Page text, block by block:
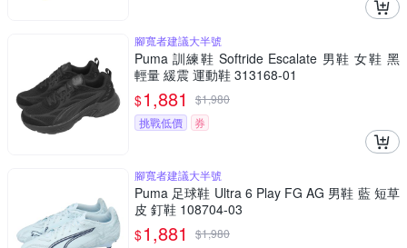
腳寬者建議大半號
Puma 訓練鞋 Softride Escalate 男鞋 女鞋 黑
輕量 緩震 運動鞋 313168-01
$1,881 $1,980
挑戰低價
券
腳寬者建議大半號
Puma 足球鞋 Ultra 6 Play FG AG 男鞋 藍 短草
皮 釘鞋 108704-03
$1,881 $1,980